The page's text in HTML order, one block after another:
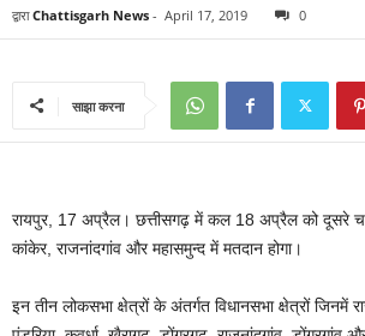
द्वारा Chattisgarh News - April 17, 2019 0
साझा करना
रायपुर, 17 अप्रैल। छत्तीसगढ़ में कल 18 अप्रैल को दूसरे
कांकेर, राजनांदगांव और महासमुन्द में मतदान होगा।
इन तीन लोकसभा क्षेत्रों के अंतर्गत विधानसभा क्षेत्रों जिनमें